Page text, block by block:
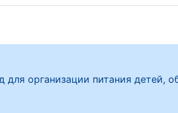
организации питания детей,